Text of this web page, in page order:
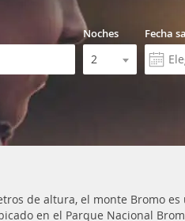
Noches Fecha
de altura, el monte Bromo
en el Parque Nacional